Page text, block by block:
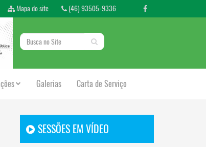
Mapa do site (46) 93505-9336
Galerias Carta de Serviço
SESSÕES EM VÍDEO